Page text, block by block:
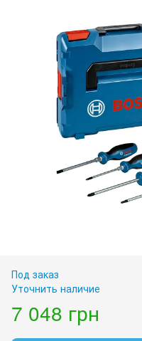
Под заказ
Уточнить наличие
7 048 грн